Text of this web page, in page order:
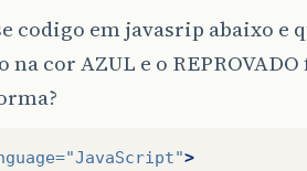
codigo em javasrip abaixo e
na cor AZUL e o
"JavaScript">